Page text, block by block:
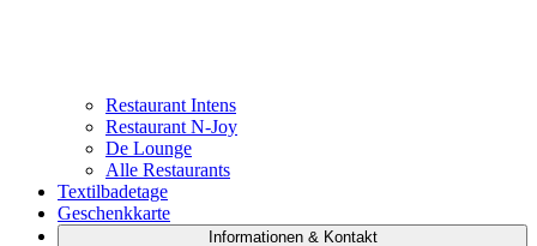
Restaurant Intens
Restaurant N-Joy
De Lounge
Alle Restaurants
Textilbadetage
Geschenkkarte
Informationen & Kontakt